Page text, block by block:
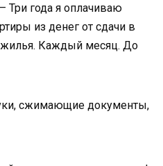
Три года я оплачиваю
из денег от сдачи в
жилья. Каждый месяц. До
сжимающие документы,